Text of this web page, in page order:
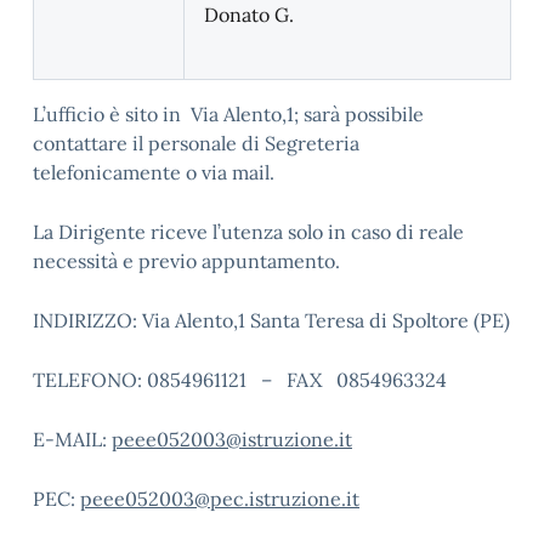
Donato G.
L’ufficio è sito in Via Alento,1; sarà possibile
contattare il personale di Segreteria
telefonicamente o via mail.
La Dirigente riceve l’utenza solo in caso di reale
necessità e previo appuntamento.
INDIRIZZO: Via Alento,1 Santa Teresa di Spoltore (PE)
TELEFONO: 0854961121 – FAX 0854963324
E-MAIL: peee052003@istruzione.it
PEC: peee052003@pec.istruzione.it